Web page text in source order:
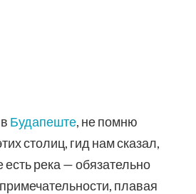
Будапеште, не помню
столиц, гид нам сказал,
есть река — обязательно
плавая